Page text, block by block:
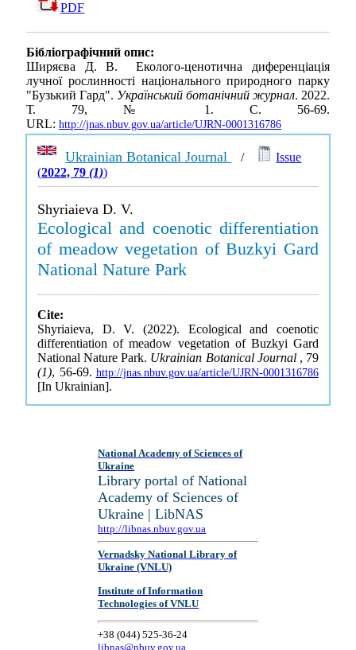
PDF
Бібліографічний опис:
Ширяєва Д. В. Еколого-ценотична диференціація
лучної рослинності національного природного парку
"Бузький Гард". Український ботанічний журнал. 2022.
Т. 79, № 1. С. 56-69.
URL: http://jnas.nbuv.gov.ua/article/UJRN-0001316786
Ukrainian Botanical Journal /
Issue
(2022, 79(1))
Shyriaieva D. V.
Ecological and coenotic differentiation
of meadow vegetation of Buzkyi Gard
National Nature Park
Cite:
Shyriaieva, D. V. (2022). Ecological and coenotic
differentiation of meadow vegetation of Buzkyi Gard
National Nature Park. Ukrainian Botanical Journal , 79
(1), 56-69. http://jnas.nbuv.gov.ua/article/UJRN-0001316786
[In Ukrainian].
National Academy of Sciences of
Ukraine
Library portal of National
Academy of Sciences of
Ukraine | LibNAS
http://libnas.nbuv.gov.ua
Vernadsky National Library of
Ukraine (VNLU)
Institute of Information
Technologies of VNLU
+38 (044) 525-36-24
libnas@nbuv.gov.ua